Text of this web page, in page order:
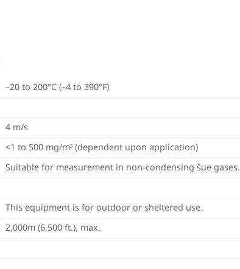
–20 to 200°C (–4 to 390°F)
4 m/s
<1 to 500 mg/m³ (dependent upon application)
Suitable for measurement in non-condensing šue gases.
This equipment is for outdoor or sheltered use.
2,000m (6,500 ft.), max.